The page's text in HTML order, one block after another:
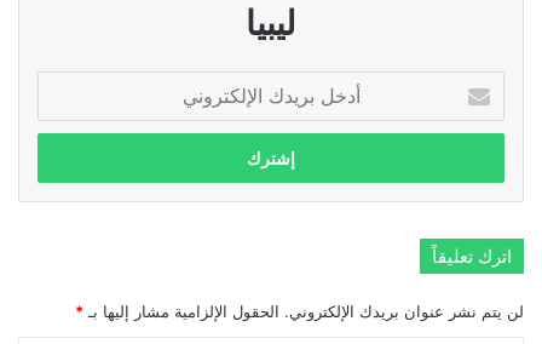
ليبيا
بريدك
الإلكتروني
اترك تعليقاً
لن يتم نشر عنوان بريدك الإلكتروني. الحقول الإلزامية مشار إليها بـ *